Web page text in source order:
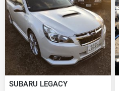
SUBARU LEGACY